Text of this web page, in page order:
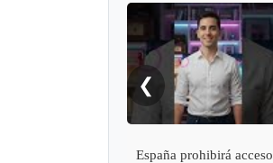
❮
España prohibirá acceso